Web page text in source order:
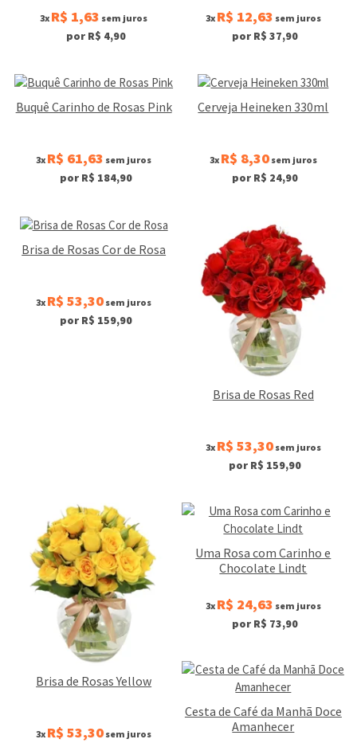
3x R$ 1,63 sem juros
por R$ 4,90
3x R$ 12,63 sem juros
por R$ 37,90
Buquê Carinho de Rosas Pink
3x R$ 61,63 sem juros
por R$ 184,90
Cerveja Heineken 330ml
3x R$ 8,30sem juros
por R$ 24,90
Brisa de Rosas Cor de Rosa
3x R$ 53,30 sem juros
por R$ 159,90
Brisa de Rosas Red
3x R$ 53,30sem juros
por R$ 159,90
Brisa de Rosas Yellow
3x R$ 53,30 sem juros
Uma Rosa com Carinho e
Chocolate Lindt
3x R$ 24,63 sem juros
por R$ 73,90
Cesta de Café da Manhã Doce
Amanhecer